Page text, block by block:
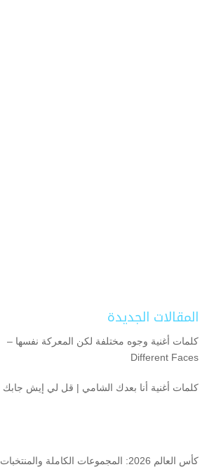
المقالات الجديدة
كلمات أغنية وجوه مختلفة لكن المعركة نفسها –
Different Faces
كلمات أغنية أنا بعدك الشامي | قل لي إيش جابك
كأس العالم 2026: المجموعات الكاملة والمنتخبات